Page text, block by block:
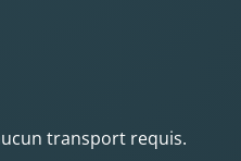
transport requis.